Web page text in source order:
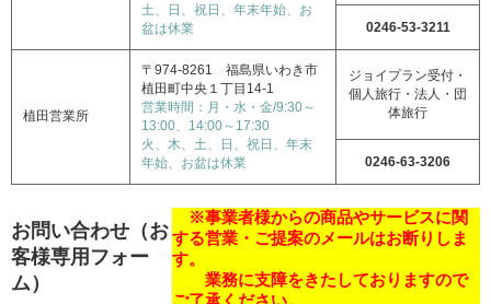
土、日、祝日、年末年始、お
盆は休業
0246-53-3211
植田営業所
〒974-8261 福島県いわき市
植田町中央１丁目14-1
営業時間：月・水・金/9:30～
13:00、14:00～17:30
火、木、土、日、祝日、年末
年始、お盆は休業
ジョイプラン受付・
個人旅行・法人・団
体旅行
0246-63-3206
お問い合わせ（お
客様専用フォー
ム）
※事業者様からの商品やサービスに関
する営業・ご提案のメールはお断りしま
す。
業務に支障をきたしておりますので
ご了承ください。